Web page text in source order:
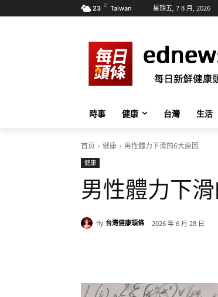
23 C Taiwan 星期五, 7 8 月, 2026
時事 健康 台灣 生活
首页 健康 男性體力下滑的6大原因
健康
男性體力下
By 台灣健康頭條 2026 年 6 月 28 日